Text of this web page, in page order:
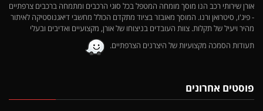
אורן שירותי רכב הנו מוסך מומחה המטפל בכל סוגי הרכבים ומתמחה ברכבים צרפתיים
- פיג'ו, סיטרואן ורנו. המוסך מאובזר בציוד מתקדם הכולל מחשבי דיאגנוסטיקה לאיתור
מהיר ויעיל של תקלות. צוות העובדים בניצוחו של אורן, מקצועיים ואדיבים ובעלי
תעודות הסמכה מקצועיות של היצרנים הצרפתיים.
פוסטים אחרונים